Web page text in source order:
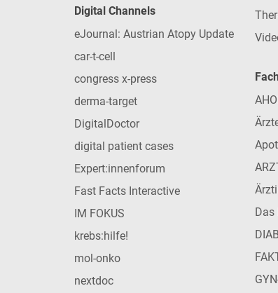
Digital Channels
eJournal: Austrian Atopy Update
car-t-cell
congress x-press
derma-target
DigitalDoctor
digital patient cases
Expert:innenforum
Fast Facts Interactive
IM FOKUS
krebs:hilfe!
mol-onko
nextdoc
Das